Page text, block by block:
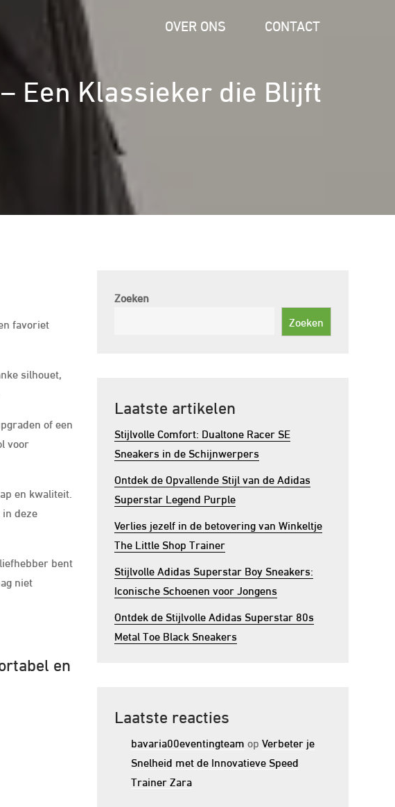
OVER ONS CONTACT
Een Klassieker die Blijft
favoriet
silhouet,
of een
voor
en kwaliteit.
deze
bent
niet
en
Zoeken
Zoeken
Laatste artikelen
Stijlvolle Comfort: Dualtone Racer SE
Sneakers in de Schijnwerpers
Ontdek de Opvallende Stijl van de Adidas
Superstar Legend Purple
Verlies jezelf in de betovering van Winkeltje
The Little Shop Trainer
Stijlvolle Adidas Superstar Boy Sneakers:
Iconische Schoenen voor Jongens
Ontdek de Stijlvolle Adidas Superstar 80s
Metal Toe Black Sneakers
Laatste reacties
bavaria00eventingteam op Verbeter je
Snelheid met de Innovatieve Speed
Trainer Zara